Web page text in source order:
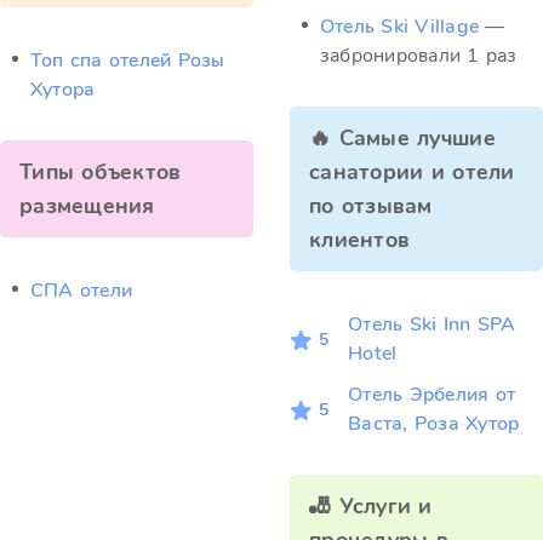
Топ спа отелей Розы
Хутора
Типы объектов
размещения
СПА отели
Отель Ski Village —
забронировали 1 раз
🔥 Самые лучшие
санатории и отели
по отзывам
клиентов
5
Отель Ski Inn SPA
Hotel
5
Отель Эрбелия от
Васта, Роза Хутор
🎳 Услуги и